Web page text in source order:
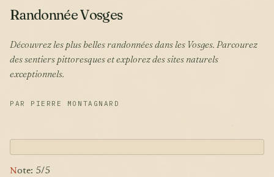
Randonnée Vosges
Découvrez les plus belles randonnées dans les Vosges. Parcourez
des sentiers pittoresques et explorez des sites naturels
exceptionnels.
PAR PIERRE MONTAGNARD
Note: 5/5